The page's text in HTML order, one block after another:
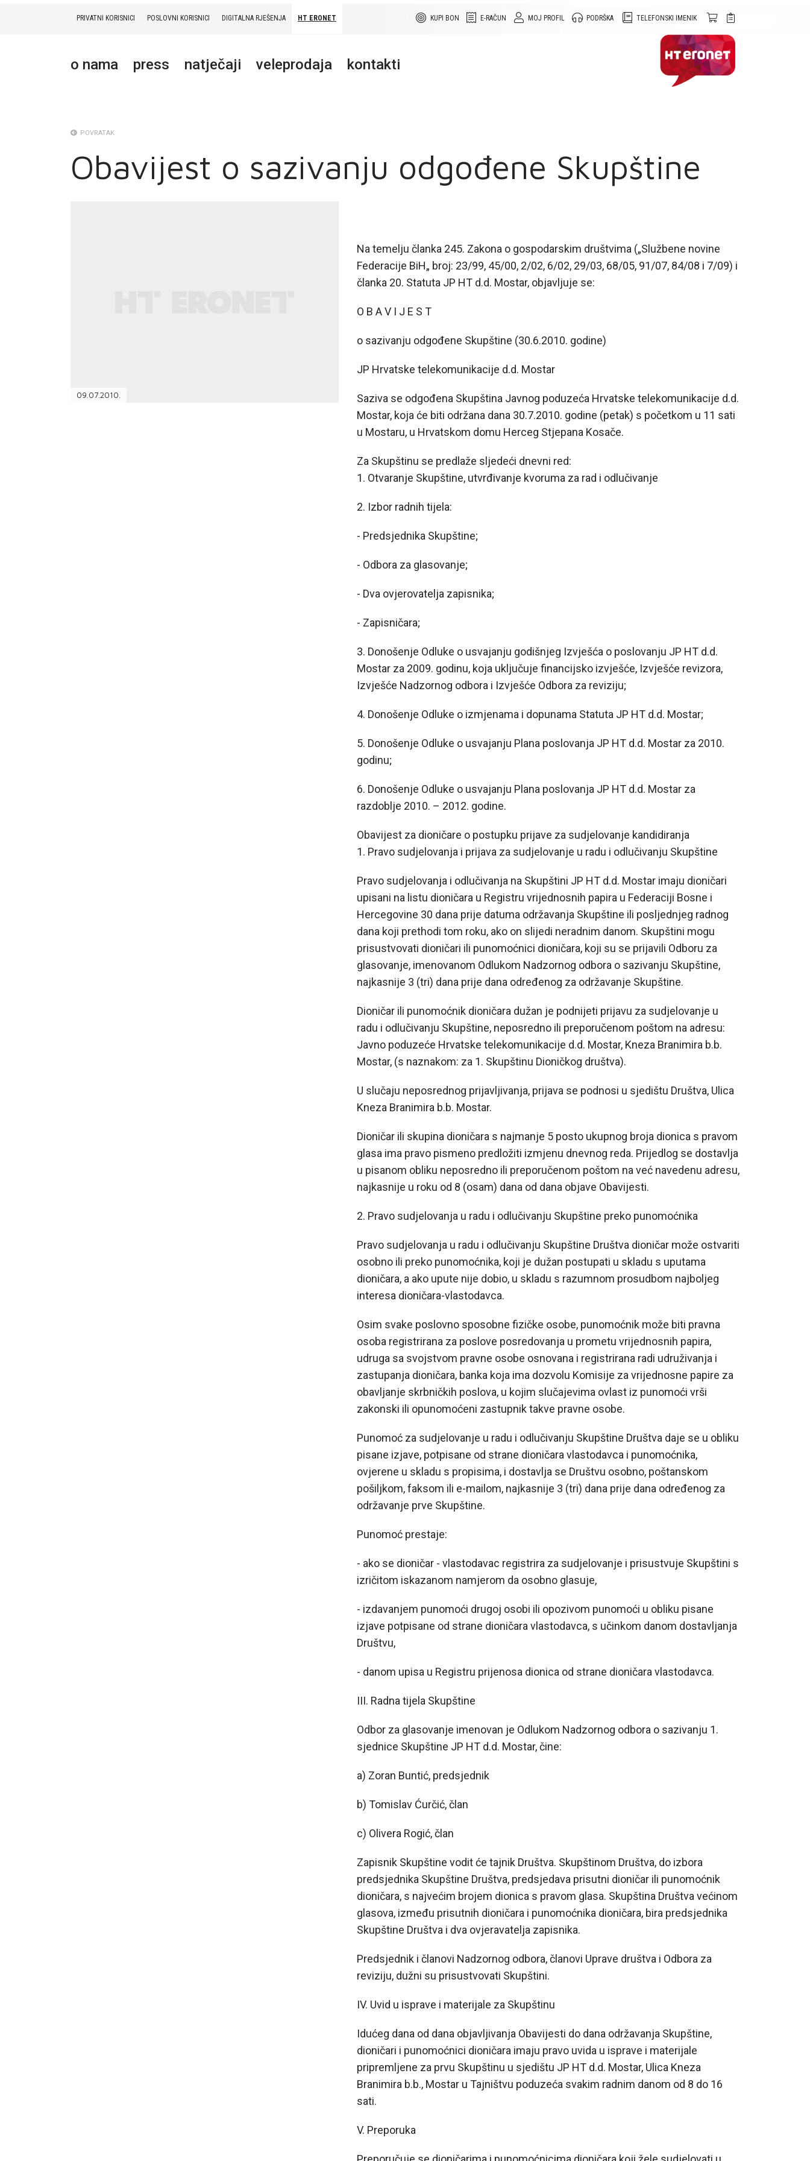
TELEFONSKI IMENIK
PODRŠKA
MOJ PROFIL
E-RAČUN
KUPI BON
PRIVATNI KORISNICI POSLOVNI KORISNICI DIGITALNA RJEŠENJA HT ERONET
o nama press natječaji veleprodaja kontakti
POVRATAK
Obavijest o sazivanju odgođene Skupštine
09.07.2010.
Na temelju članka 245. Zakona o gospodarskim društvima („Službene novine
Federacije BiH„ broj: 23/99, 45/00, 2/02, 6/02, 29/03, 68/05, 91/07, 84/08 i 7/09) i
članka 20. Statuta JP HT d.d. Mostar, objavljuje se:
O B A V I J E S T
o sazivanju odgođene Skupštine (30.6.2010. godine)
JP Hrvatske telekomunikacije d.d. Mostar
Saziva se odgođena Skupština Javnog poduzeća Hrvatske telekomunikacije d.d.
Mostar, koja će biti održana dana 30.7.2010. godine (petak) s početkom u 11 sati
u Mostaru, u Hrvatskom domu Herceg Stjepana Kosače.
Za Skupštinu se predlaže sljedeći dnevni red:
1. Otvaranje Skupštine, utvrđivanje kvoruma za rad i odlučivanje
2. Izbor radnih tijela:
- Predsjednika Skupštine;
- Odbora za glasovanje;
- Dva ovjerovatelja zapisnika;
- Zapisničara;
3. Donošenje Odluke o usvajanju godišnjeg Izvješća o poslovanju JP HT d.d.
Mostar za 2009. godinu, koja uključuje financijsko izvješće, Izvješće revizora,
Izvješće Nadzornog odbora i Izvješće Odbora za reviziju;
4. Donošenje Odluke o izmjenama i dopunama Statuta JP HT d.d. Mostar;
5. Donošenje Odluke o usvajanju Plana poslovanja JP HT d.d. Mostar za 2010.
godinu;
6. Donošenje Odluke o usvajanju Plana poslovanja JP HT d.d. Mostar za
razdoblje 2010. – 2012. godine.
Obavijest za dioničare o postupku prijave za sudjelovanje kandidiranja
1. Pravo sudjelovanja i prijava za sudjelovanje u radu i odlučivanju Skupštine
Pravo sudjelovanja i odlučivanja na Skupštini JP HT d.d. Mostar imaju dioničari
upisani na listu dioničara u Registru vrijednosnih papira u Federaciji Bosne i
Hercegovine 30 dana prije datuma održavanja Skupštine ili posljednjeg radnog
dana koji prethodi tom roku, ako on slijedi neradnim danom. Skupštini mogu
prisustvovati dioničari ili punomoćnici dioničara, koji su se prijavili Odboru za
glasovanje, imenovanom Odlukom Nadzornog odbora o sazivanju Skupštine,
najkasnije 3 (tri) dana prije dana određenog za održavanje Skupštine.
Dioničar ili punomoćnik dioničara dužan je podnijeti prijavu za sudjelovanje u
radu i odlučivanju Skupštine, neposredno ili preporučenom poštom na adresu:
Javno poduzeće Hrvatske telekomunikacije d.d. Mostar, Kneza Branimira b.b.
Mostar, (s naznakom: za 1. Skupštinu Dioničkog društva).
U slučaju neposrednog prijavljivanja, prijava se podnosi u sjedištu Društva, Ulica
Kneza Branimira b.b. Mostar.
Dioničar ili skupina dioničara s najmanje 5 posto ukupnog broja dionica s pravom
glasa ima pravo pismeno predložiti izmjenu dnevnog reda. Prijedlog se dostavlja
u pisanom obliku neposredno ili preporučenom poštom na već navedenu adresu,
najkasnije u roku od 8 (osam) dana od dana objave Obavijesti.
2. Pravo sudjelovanja u radu i odlučivanju Skupštine preko punomoćnika
Pravo sudjelovanja u radu i odlučivanju Skupštine Društva dioničar može ostvariti
osobno ili preko punomoćnika, koji je dužan postupati u skladu s uputama
dioničara, a ako upute nije dobio, u skladu s razumnom prosudbom najboljeg
interesa dioničara-vlastodavca.
Osim svake poslovno sposobne fizičke osobe, punomoćnik može biti pravna
osoba registrirana za poslove posredovanja u prometu vrijednosnih papira,
udruga sa svojstvom pravne osobe osnovana i registrirana radi udruživanja i
zastupanja dioničara, banka koja ima dozvolu Komisije za vrijednosne papire za
obavljanje skrbničkih poslova, u kojim slučajevima ovlast iz punomoći vrši
zakonski ili opunomoćeni zastupnik takve pravne osobe.
Punomoć za sudjelovanje u radu i odlučivanju Skupštine Društva daje se u obliku
pisane izjave, potpisane od strane dioničara vlastodavca i punomoćnika,
ovjerene u skladu s propisima, i dostavlja se Društvu osobno, poštanskom
pošiljkom, faksom ili e-mailom, najkasnije 3 (tri) dana prije dana određenog za
održavanje prve Skupštine.
Punomoć prestaje:
- ako se dioničar - vlastodavac registrira za sudjelovanje i prisustvuje Skupštini s
izričitom iskazanom namjerom da osobno glasuje,
- izdavanjem punomoći drugoj osobi ili opozivom punomoći u obliku pisane
izjave potpisane od strane dioničara vlastodavca, s učinkom danom dostavljanja
Društvu,
- danom upisa u Registru prijenosa dionica od strane dioničara vlastodavca.
III. Radna tijela Skupštine
Odbor za glasovanje imenovan je Odlukom Nadzornog odbora o sazivanju 1.
sjednice Skupštine JP HT d.d. Mostar, čine:
a) Zoran Buntić, predsjednik
b) Tomislav Ćurčić, član
c) Olivera Rogić, član
Zapisnik Skupštine vodit će tajnik Društva. Skupštinom Društva, do izbora
predsjednika Skupštine Društva, predsjedava prisutni dioničar ili punomoćnik
dioničara, s najvećim brojem dionica s pravom glasa. Skupština Društva većinom
glasova, između prisutnih dioničara i punomoćnika dioničara, bira predsjednika
Skupštine Društva i dva ovjeravatelja zapisnika.
Predsjednik i članovi Nadzornog odbora, članovi Uprave društva i Odbora za
reviziju, dužni su prisustvovati Skupštini.
IV. Uvid u isprave i materijale za Skupštinu
Idućeg dana od dana objavljivanja Obavijesti do dana održavanja Skupštine,
dioničari i punomoćnici dioničara imaju pravo uvida u isprave i materijale
pripremljene za prvu Skupštinu u sjedištu JP HT d.d. Mostar, Ulica Kneza
Branimira b.b., Mostar u Tajništvu poduzeća svakim radnim danom od 8 do 16
sati.
V. Preporuka